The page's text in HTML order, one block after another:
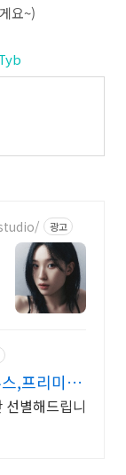
요~)
광고
,프리미엄
선별해드립니